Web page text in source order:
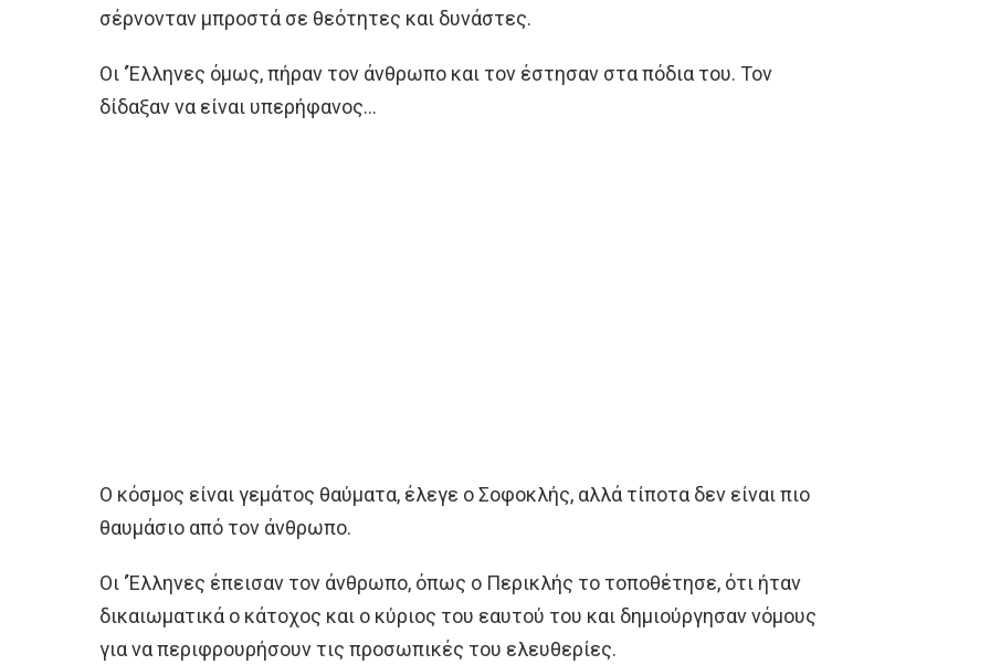
σέρνονταν μπροστά σε θεότητες και δυνάστες.
Οι ‘Έλληνες όμως, πήραν τον άνθρωπο και τον έστησαν στα πόδια του. Τον
δίδαξαν να είναι υπερήφανος…
Ο κόσμος είναι γεμάτος θαύματα, έλεγε ο Σοφοκλής, αλλά τίποτα δεν είναι πιο
θαυμάσιο από τον άνθρωπο.
Οι ‘Έλληνες έπεισαν τον άνθρωπο, όπως ο Περικλής το τοποθέτησε, ότι ήταν
δικαιωματικά ο κάτοχος και ο κύριος του εαυτού του και δημιούργησαν νόμους
για να περιφρουρήσουν τις προσωπικές του ελευθερίες.